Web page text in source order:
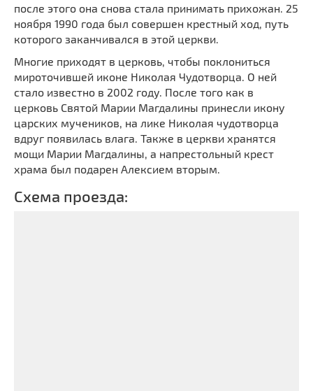
после этого она снова стала принимать прихожан. 25
ноября 1990 года был совершен крестный ход, путь
которого заканчивался в этой церкви.
Многие приходят в церковь, чтобы поклониться
мироточившей иконе Николая Чудотворца. О ней
стало известно в 2002 году. После того как в
церковь Святой Марии Магдалины принесли икону
царских мучеников, на лике Николая чудотворца
вдруг появилась влага. Также в церкви хранятся
мощи Марии Магдалины, а напрестольный крест
храма был подарен Алексием вторым.
Схема проезда: